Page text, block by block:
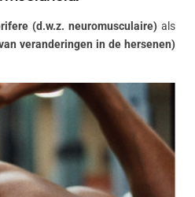
(d.w.z. neuromusculaire)als
veranderingen in de hersenen)